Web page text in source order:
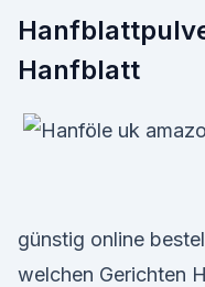
Hanfblatt
günstig online
welchen Gerichten